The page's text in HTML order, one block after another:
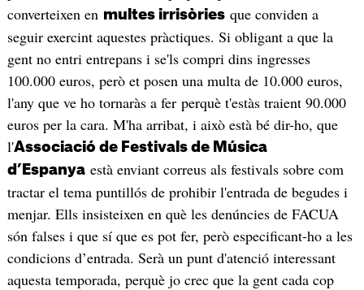
converteixen en multes irrisòriesque conviden a
seguir exercint aquestes pràctiques. Si obligant a que la
gent no entri entrepans i se'ls compri dins ingresses
100.000 euros, però et posen una multa de 10.000 euros,
l'any que ve ho tornaràs a fer perquè t'estàs traient 90.000
euros per la cara. M'ha arribat, i això està bé dir-ho, que
l'Associació de Festivals de Música
d’Espanyaestà enviant correus als festivals sobre com
tractar el tema puntillós de prohibir l'entrada de begudes i
menjar. Ells insisteixen en què les denúncies de FACUA
són falses i que sí que es pot fer, però especificant-ho a les
condicions d’entrada. Serà un punt d'atenció interessant
aquesta temporada, perquè jo crec que la gent cada cop